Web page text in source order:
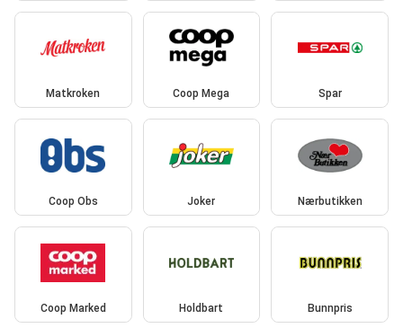
Matkroken Coop Mega Spar
Coop Obs Joker Nærbutikken
Coop Marked Holdbart Bunnpris